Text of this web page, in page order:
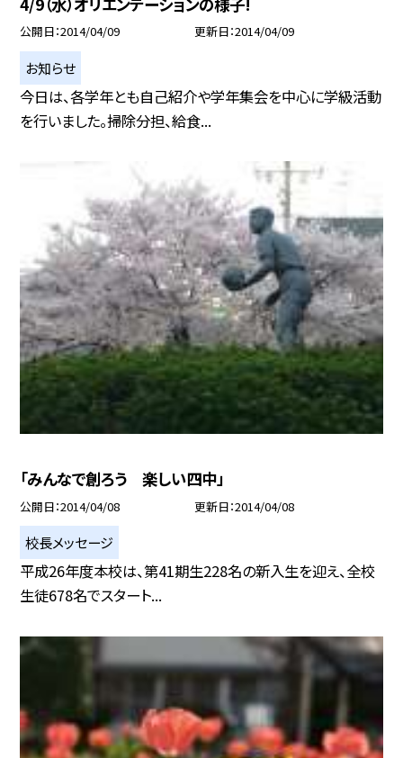
公開日 2014/04/09 更新日 2014/04/09
お知らせ
今日は、各学年とも自己紹介や学年集会を中心に学級活動
を行いました。掃除分担、給食...
「みんなで創ろう 楽しい四中」
公開日 2014/04/08 更新日 2014/04/08
校長メッセージ
平成26年度本校は、第41期生228名の新入生を迎え、全校
生徒678名でスタート...